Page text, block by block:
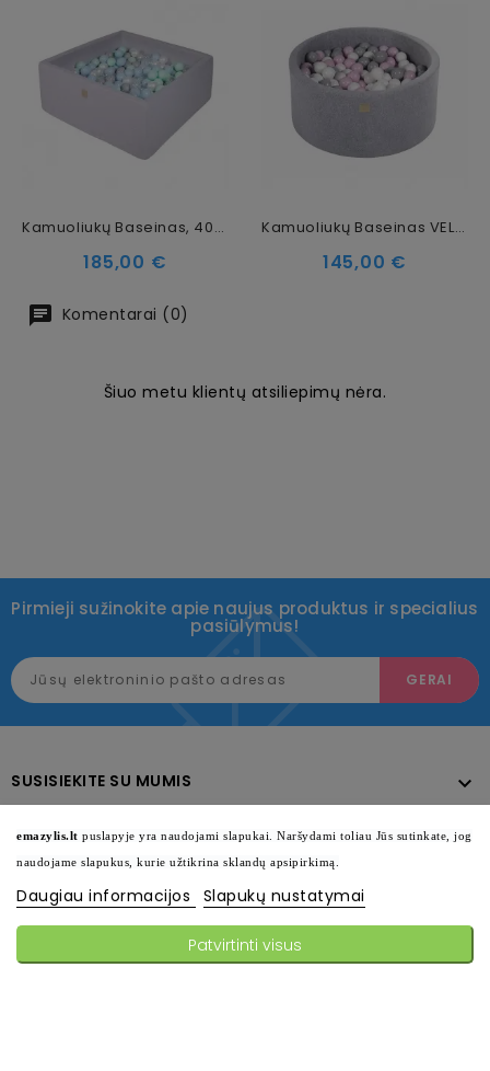
Kamuoliukų Baseinas, 400 Kamuoliukų, 40 Cm
Kaina
185,00 €
Kamuoliukų Baseinas VELVET, 300 Kamuoliukų, 40 Cm
Kaina
145,00 €
Komentarai (0)
Šiuo metu klientų atsiliepimų nėra.
Pirmieji sužinokite apie naujus produktus ir specialius
pasiūlymus!
SUSISIEKITE SU MUMIS 

INFORMACIJA
SEKITE MUS
emazylis.lt puslapyje yra naudojami slapukai. Naršydami toliau Jūs sutinkate, jog
naudojame slapukus, kurie užtikrina sklandų apsipirkimą.
Daugiau informacijos Slapukų nustatymai
Patvirtinti visus